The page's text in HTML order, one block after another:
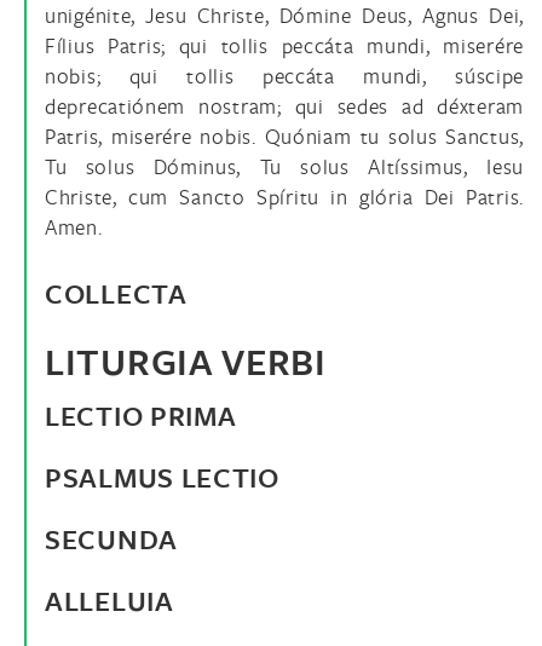
unigénite, Jesu Christe, Dómine Deus, Agnus Dei,
Fílius Patris; qui tollis peccáta mundi, miserére
nobis; qui tollis peccáta mundi, súscipe
deprecatiónem nostram; qui sedes ad déxteram
Patris, miserére nobis. Quóniam tu solus Sanctus,
Tu solus Dóminus, Tu solus Altíssimus, Iesu
Christe, cum Sancto Spíritu in glória Dei Patris.
Amen.
COLLECTA
LITURGIA VERBI
LECTIO PRIMA
PSALMUS LECTIO
SECUNDA
ALLELUIA